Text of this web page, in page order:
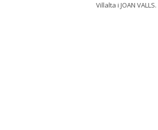
Villalta i JOAN VALLS.